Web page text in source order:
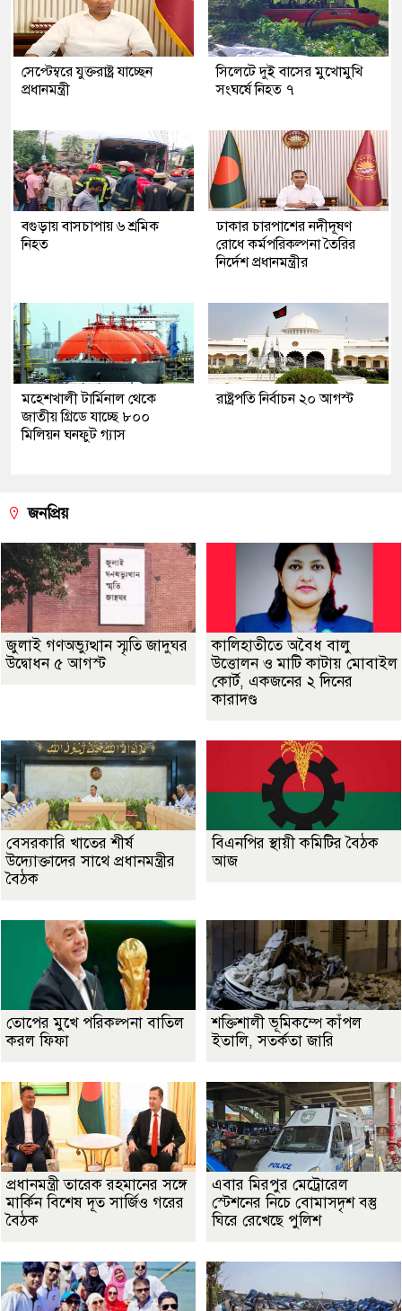
সেপ্টেম্বরে যুক্তরাষ্ট্র যাচ্ছেন
প্রধানমন্ত্রী
সিলেটে দুই বাসের মুখোমুখি
সংঘর্ষে নিহত ৭
বগুড়ায় বাসচাপায় ৬ শ্রমিক
নিহত
ঢাকার চারপাশের নদীদূষণ
রোধে কর্মপরিকল্পনা তৈরির
নির্দেশ প্রধানমন্ত্রীর
মহেশখালী টার্মিনাল থেকে
জাতীয় গ্রিডে যাচ্ছে ৮০০
মিলিয়ন ঘনফুট গ্যাস
রাষ্ট্রপতি নির্বাচন ২০ আগস্ট
জনপ্রিয়
জুলাই গণঅভ্যুত্থান স্মৃতি জাদুঘর
উদ্বোধন ৫ আগস্ট
কালিহাতীতে অবৈধ বালু
উত্তোলন ও মাটি কাটায় মোবাইল
কোর্ট, একজনের ২ দিনের
কারাদণ্ড
বেসরকারি খাতের শীর্ষ
উদ্যোক্তাদের সাথে প্রধানমন্ত্রীর
বৈঠক
বিএনপির স্থায়ী কমিটির বৈঠক
আজ
তোপের মুখে পরিকল্পনা বাতিল
করল ফিফা
শক্তিশালী ভূমিকম্পে কাঁপল
ইতালি, সতর্কতা জারি
প্রধানমন্ত্রী তারেক রহমানের সঙ্গে
মার্কিন বিশেষ দূত সার্জিও গরের
বৈঠক
এবার মিরপুর মেট্রোরেল
স্টেশনের নিচে বোমাসদৃশ বস্তু
ঘিরে রেখেছে পুলিশ